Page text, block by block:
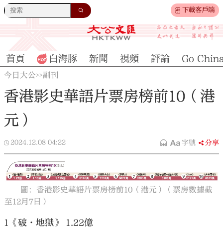
下載客戶端
首頁 白海豚 新聞 視頻 評論 Go
今日大公>>副刊
香港影史華語片票房榜前10（港
元）
2024.12.08 04:22 字號 分享
圖：香港影史華語片票房榜前10（港元）（票房數據截
至12月7日）
1《破·地獄》 1.22億